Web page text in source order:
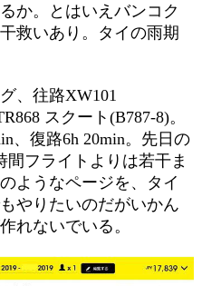
か。とはいえバンコク
救いあり。タイの雨期
、往路XW101
スクート(B787-8)。
、復路6h 20min。先日の
間フライトよりは若干ま
ようなページを、タイ
やりたいのだがいかん
れないでいる。